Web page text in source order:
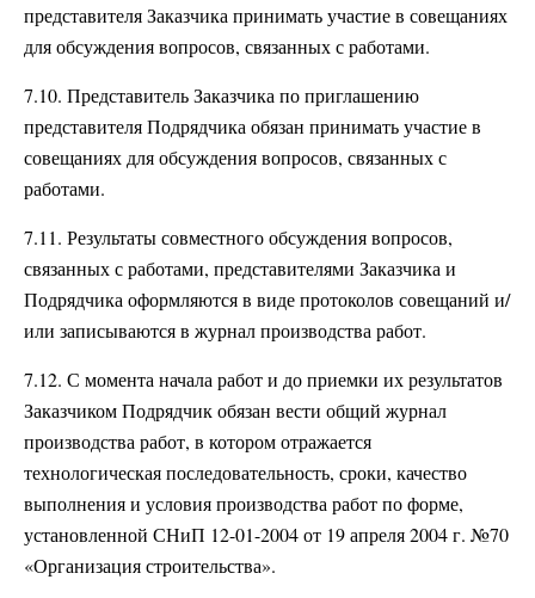
представителя Заказчика принимать участие в совещаниях
для обсуждения вопросов, связанных с работами.
7.10. Представитель Заказчика по приглашению
представителя Подрядчика обязан принимать участие в
совещаниях для обсуждения вопросов, связанных с
работами.
7.11. Результаты совместного обсуждения вопросов,
связанных с работами, представителями Заказчика и
Подрядчика оформляются в виде протоколов совещаний и/
или записываются в журнал производства работ.
7.12. С момента начала работ и до приемки их результатов
Заказчиком Подрядчик обязан вести общий журнал
производства работ, в котором отражается
технологическая последовательность, сроки, качество
выполнения и условия производства работ по форме,
установленной СНиП 12-01-2004 от 19 апреля 2004 г. №70
«Организация строительства».